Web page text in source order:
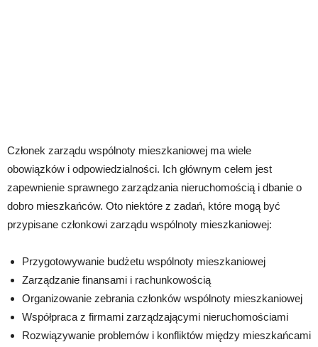
Członek zarządu wspólnoty mieszkaniowej ma wiele
obowiązków i odpowiedzialności. Ich głównym celem jest
zapewnienie sprawnego zarządzania nieruchomością i dbanie o
dobro mieszkańców. Oto niektóre z zadań, które mogą być
przypisane członkowi zarządu wspólnoty mieszkaniowej:
Przygotowywanie budżetu wspólnoty mieszkaniowej
Zarządzanie finansami i rachunkowością
Organizowanie zebrania członków wspólnoty mieszkaniowej
Współpraca z firmami zarządzającymi nieruchomościami
Rozwiązywanie problemów i konfliktów między mieszkańcami